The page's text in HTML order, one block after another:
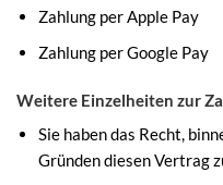
Zahlung per Apple Pay
Zahlung per Google Pay
Weitere Einzelheiten zur
Sie haben das Recht,
Gründen diesen Vertrag